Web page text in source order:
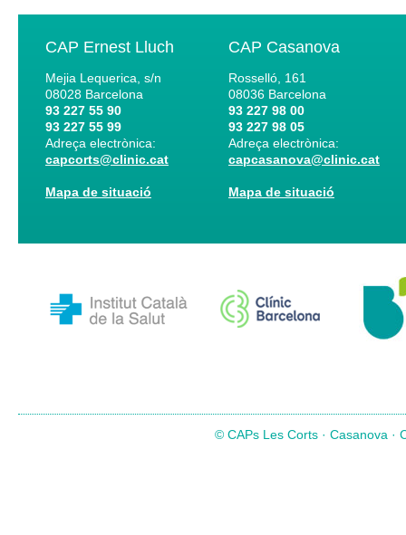
CAP Ernest Lluch
Mejia Lequerica, s/n
08028 Barcelona
93 227 55 90
93 227 55 99
Adreça electrònica:
capcorts@clinic.cat
Mapa de situació
CAP Casanova
Rosselló, 161
08036 Barcelona
93 227 98 00
93 227 98 05
Adreça electrònica:
capcasanova@clinic.cat
Mapa de situació
© CAPs Les Corts · Casanova ·